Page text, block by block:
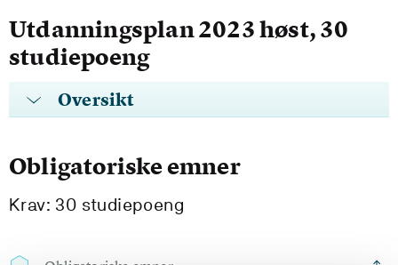
Utdanningsplan 2023 høst, 30
studiepoeng
Oversikt
Obligatoriske emner
Krav: 30 studiepoeng